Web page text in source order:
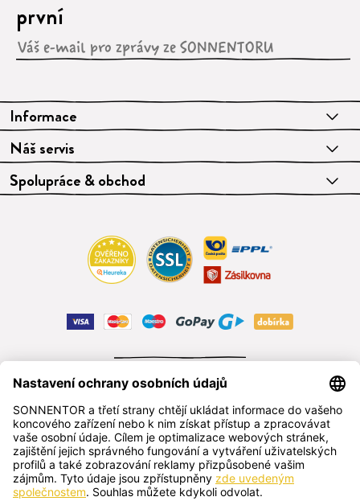
Informace
Náš servis
Spolupráce & obchod
první
čeština
SONNENTOR s.r.o.
Příhon 943, 696 15 Čejkovice, Česká republika
+420 518 362 687 sonnentor@sonnentor.cz